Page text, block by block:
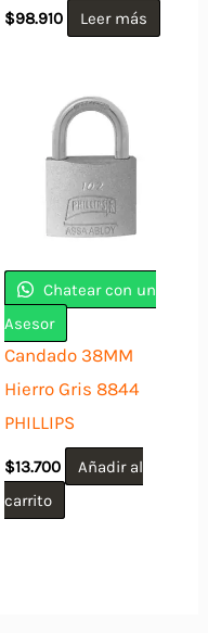
$98.910 Leer más
Chatear con un
Asesor
Candado 38MM
Hierro Gris 8844
PHILLIPS
$13.700
Añadir al
carrito